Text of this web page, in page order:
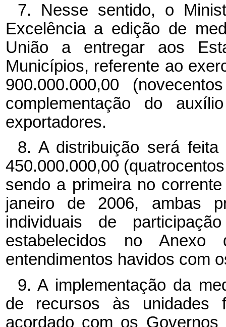
7. Nesse sentido, o
Excelência a edição de
União a entregar aos
Municípios, referente ao
900.000.000,00
complementação do
exportadores.
8. A distribuição será
450.000.000,00
sendo a primeira no
janeiro de 2006, ambas
individuais de
estabelecidos no Anexo
entendimentos havidos com
9. A implementação da
de recursos às unidades
acordado com os